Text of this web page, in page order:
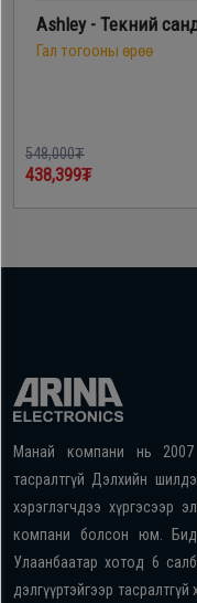
Ashley - Текний
Гал тогооны өрөө
548,000₮
438,399₮
Манай компани нь 2007
тасралтгүй Дэлхийн
хэрэглэгчдээ хүргэсээр
компани болсон юм. Бид
Улаанбаатар хотод 6
дэлгүүртэйгээр